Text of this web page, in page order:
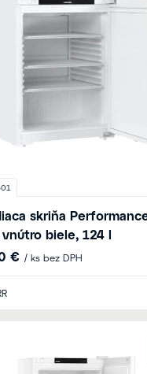
skriňa
biele, 124 l
€ / ks bez DPH